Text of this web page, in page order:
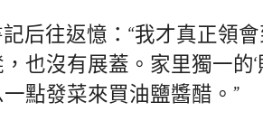
后往返憶：“我才真正領
也沒有展蓋。家里獨一的
點發菜來買油鹽醬醋。”